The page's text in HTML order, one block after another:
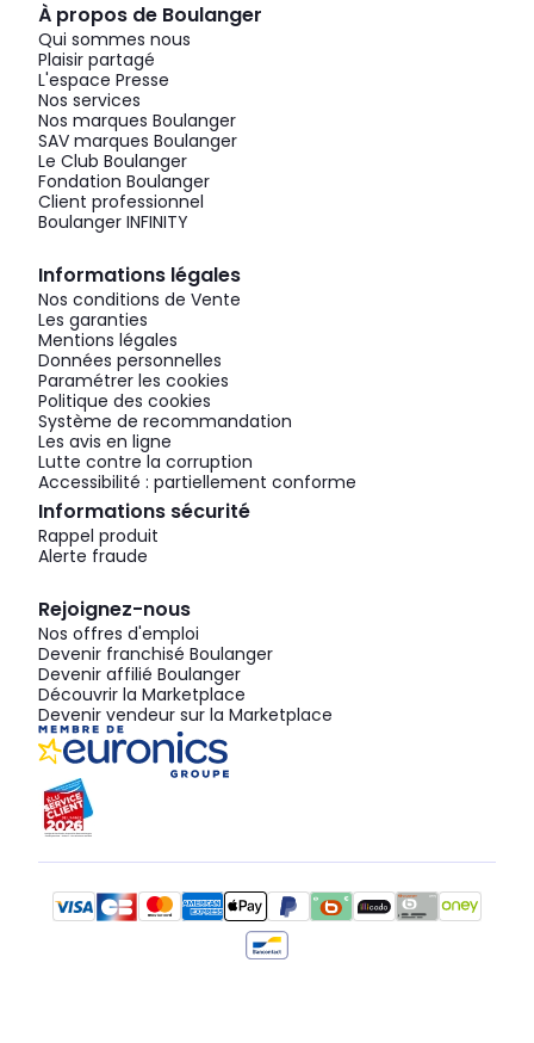
À propos de Boulanger
Qui sommes nous
Plaisir partagé
L'espace Presse
Nos services
Nos marques Boulanger
SAV marques Boulanger
Le Club Boulanger
Fondation Boulanger
Client professionnel
Boulanger INFINITY
Informations légales
Nos conditions de Vente
Les garanties
Mentions légales
Données personnelles
Paramétrer les cookies
Politique des cookies
Système de recommandation
Les avis en ligne
Lutte contre la corruption
Accessibilité : partiellement conforme
Informations sécurité
Rappel produit
Alerte fraude
Rejoignez-nous
Nos offres d'emploi
Devenir franchisé Boulanger
Devenir affilié Boulanger
Découvrir la Marketplace
Devenir vendeur sur la Marketplace